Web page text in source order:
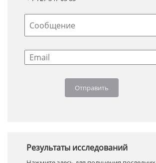
Результаты исследований